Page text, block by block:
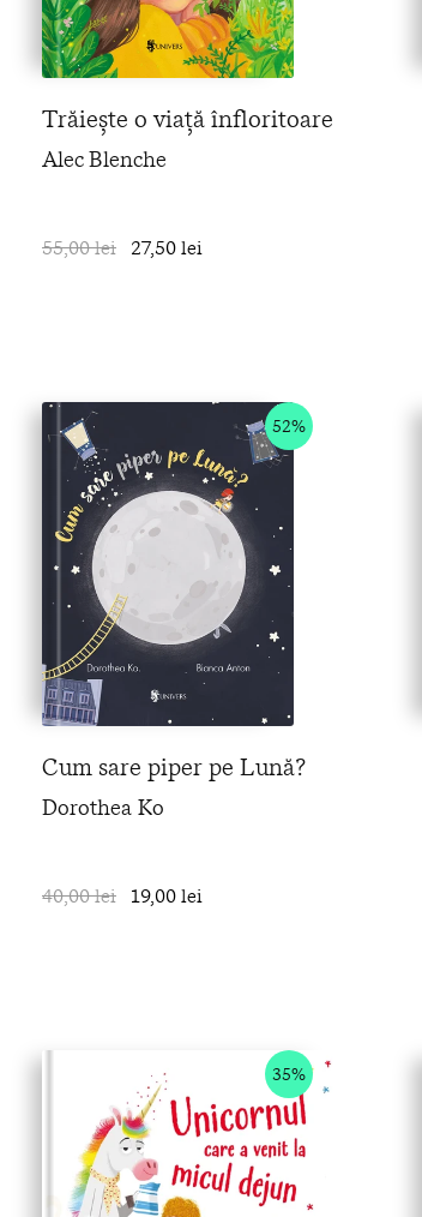
Trăiește o viață înfloritoare
Alec Blenche
55,00 lei 27,50 lei
52%
Cum sare piper pe Lună?
Dorothea Ko
40,00 lei 19,00 lei
35%